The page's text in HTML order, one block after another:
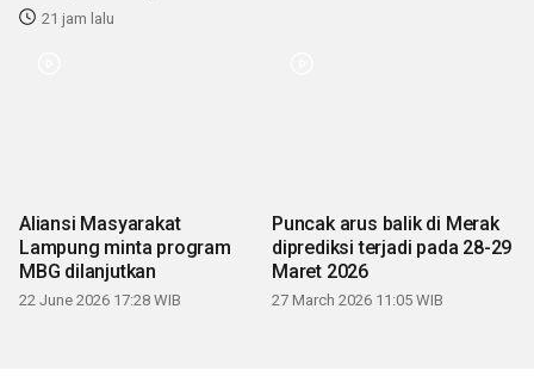
21 jam lalu
Aliansi Masyarakat
Lampung minta program
MBG dilanjutkan
22 June 2026 17:28 WIB
Puncak arus balik di Merak
diprediksi terjadi pada 28-29
Maret 2026
27 March 2026 11:05 WIB